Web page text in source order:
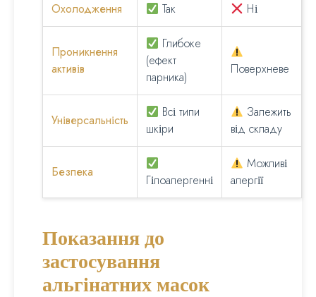
Охолодження Так Ні
Проникнення
активів
Глибоке
(ефект
парника)
Поверхневе
Універсальність
Всі типи
шкіри
Залежить
від складу
Безпека
Гіпоалергенні
Можливі
алергії
Показання до
застосування
альгінатних масок